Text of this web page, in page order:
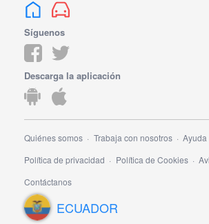
Síguenos
Descarga la aplicación
Quiénes somos Trabaja con nosotros
Ayuda
Política de privacidad
Política de Cookies
Contáctanos
ECUADOR